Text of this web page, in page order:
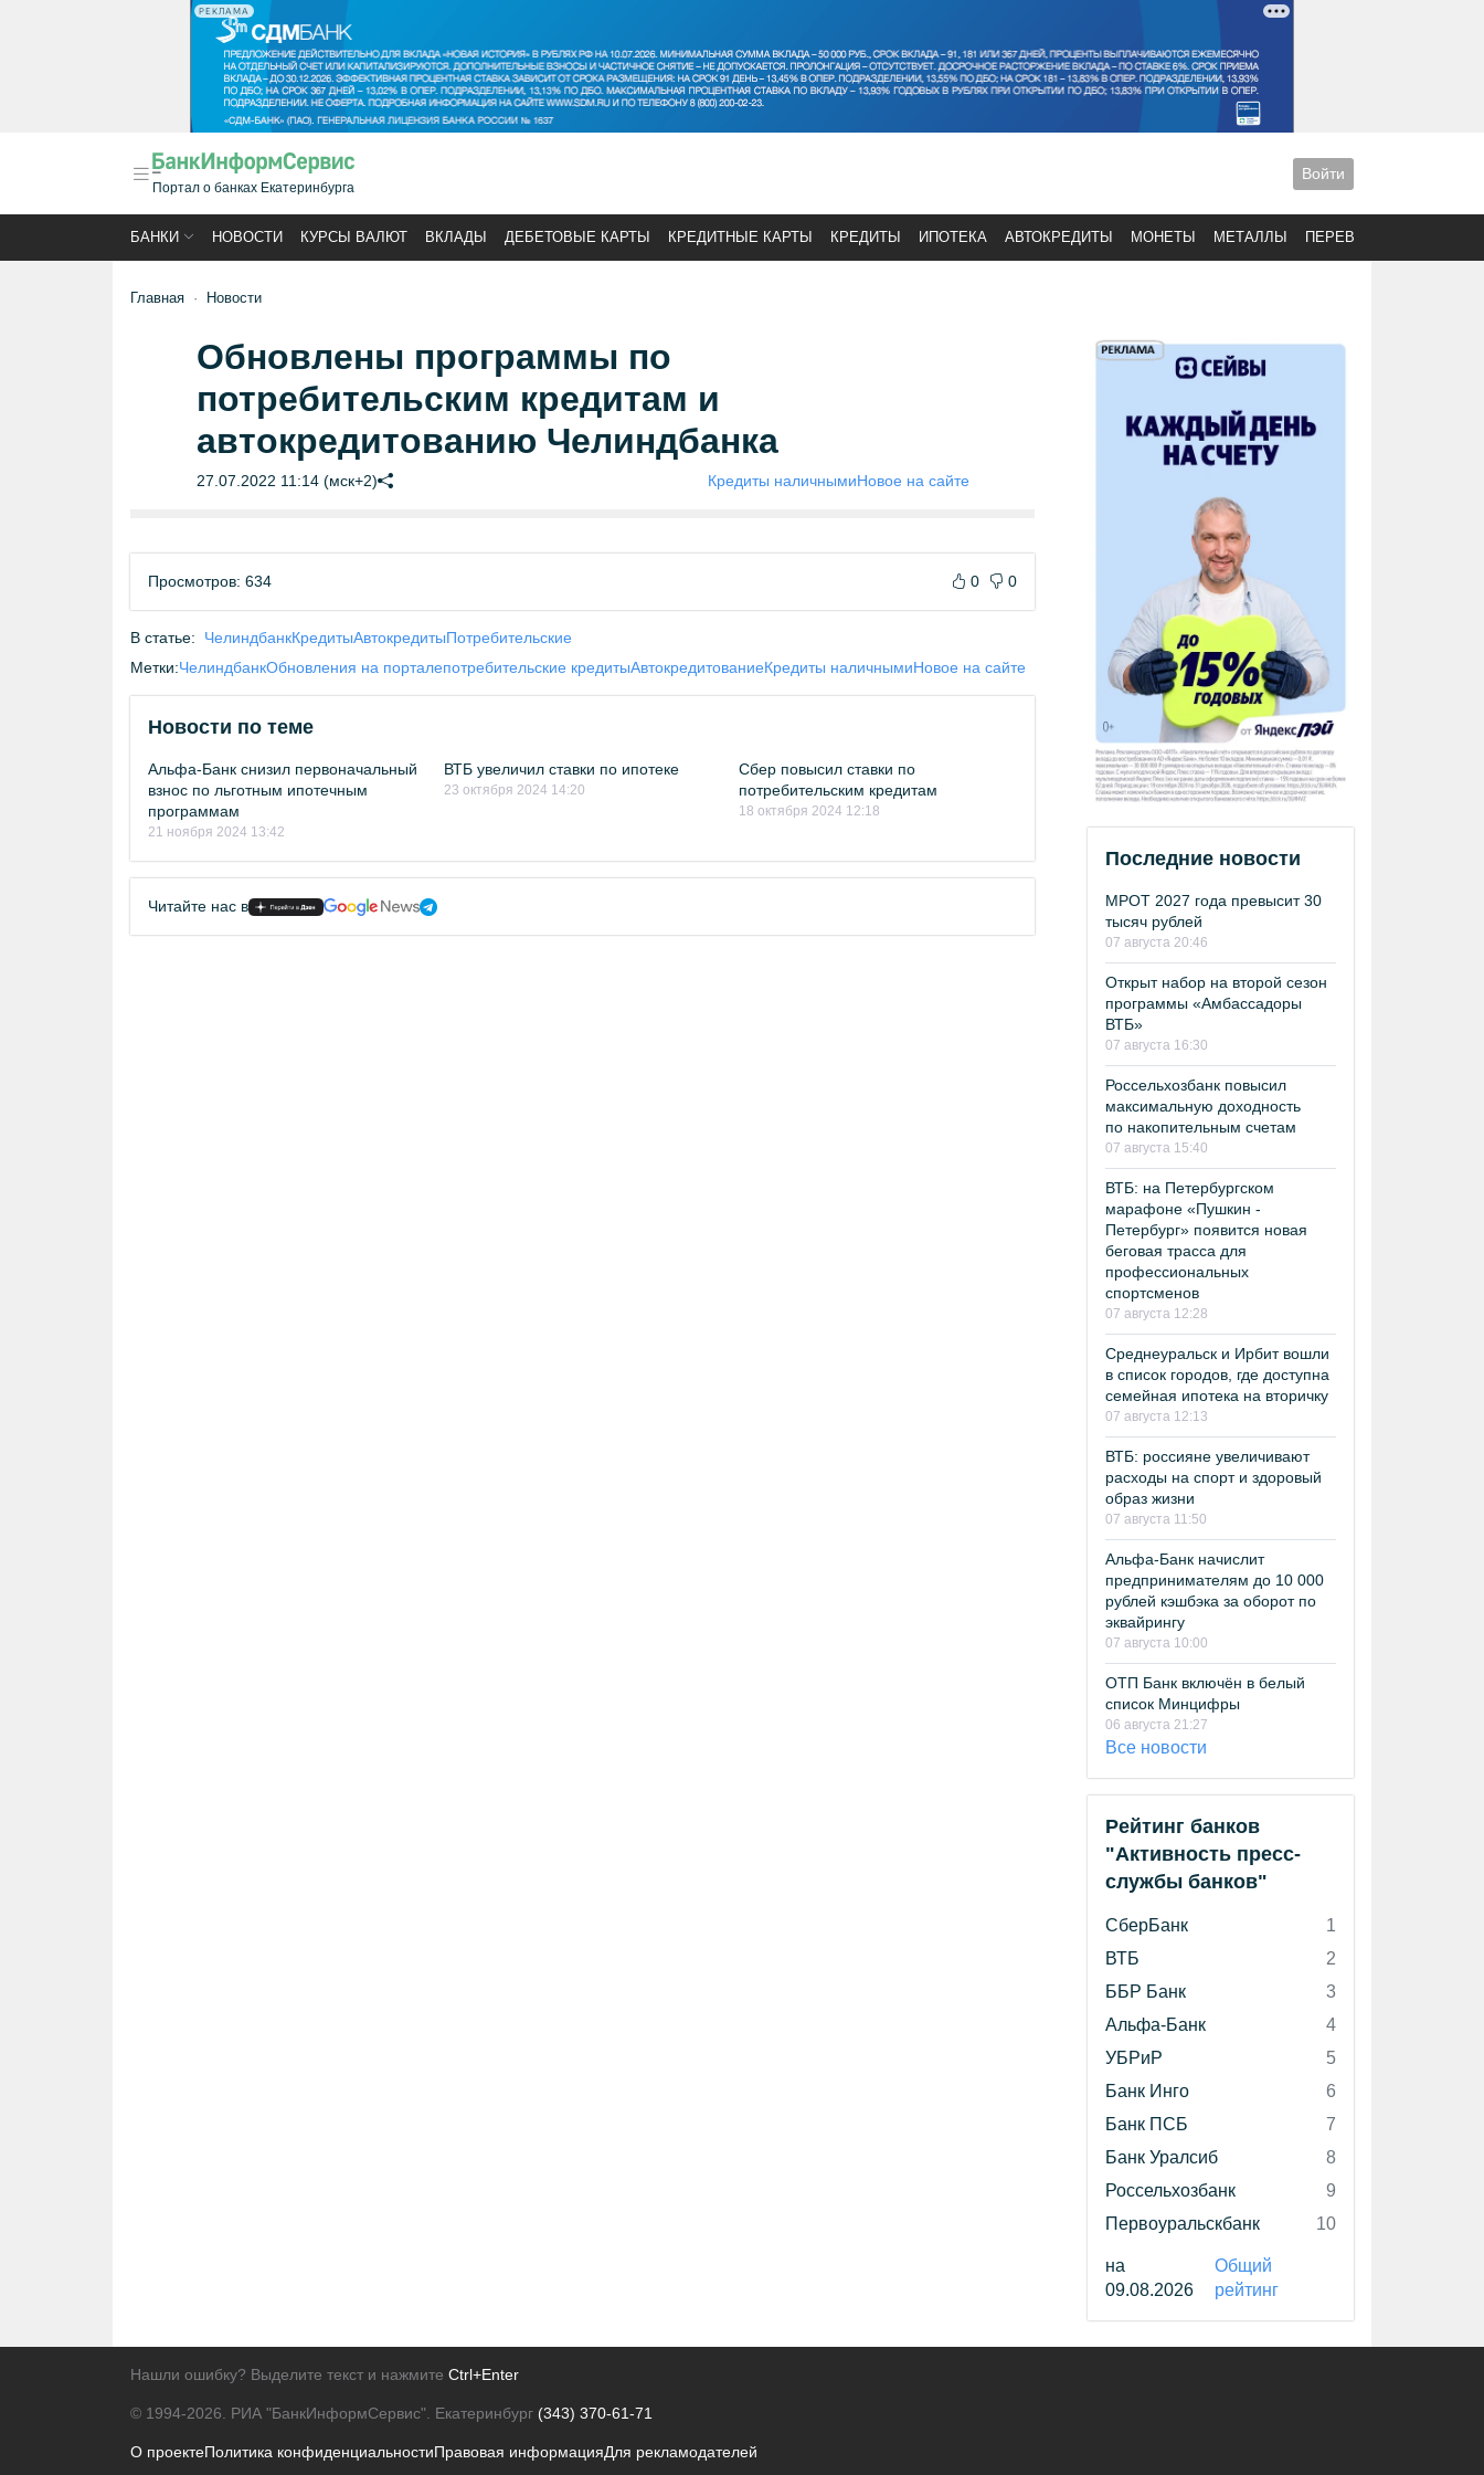
РЕКЛАМА
Портал о банках Екатеринбурга
Войти
БАНКИ НОВОСТИ КУРСЫ ВАЛЮТ ВКЛАДЫ ДЕБЕТОВЫЕ КАРТЫ КРЕДИТНЫЕ КАРТЫ КРЕДИТЫ ИПОТЕКА АВТОКРЕДИТЫ МОНЕТЫ МЕТАЛЛЫ ПЕРЕВОДЫ
Главная Новости
Обновлены программы по
потребительским кредитам и
автокредитованию Челиндбанка
27.07.2022 11:14 (мск+2) Кредиты наличнымиНовое на сайте
Просмотров: 634 0 0
В статье: ЧелиндбанкКредитыАвтокредитыПотребительские
Метки:ЧелиндбанкОбновления на порталепотребительские кредитыАвтокредитованиеКредиты наличнымиНовое на сайте
Новости по теме
Альфа-Банк снизил первоначальный
взнос по льготным ипотечным
программам
21 ноября 2024 13:42
ВТБ увеличил ставки по ипотеке
23 октября 2024 14:20
Сбер повысил ставки по
потребительским кредитам
18 октября 2024 12:18
Читайте нас в
Последние новости
МРОТ 2027 года превысит 30
тысяч рублей
07 августа 20:46
Открыт набор на второй сезон
программы «Амбассадоры
ВТБ»
07 августа 16:30
Россельхозбанк повысил
максимальную доходность
по накопительным счетам
07 августа 15:40
ВТБ: на Петербургском
марафоне «Пушкин -
Петербург» появится новая
беговая трасса для
профессиональных
спортсменов
07 августа 12:28
Среднеуральск и Ирбит вошли
в список городов, где доступна
семейная ипотека на вторичку
07 августа 12:13
ВТБ: россияне увеличивают
расходы на спорт и здоровый
образ жизни
07 августа 11:50
Альфа-Банк начислит
предпринимателям до 10 000
рублей кэшбэка за оборот по
эквайрингу
07 августа 10:00
ОТП Банк включён в белый
список Минцифры
06 августа 21:27
Все новости
Рейтинг банков
"Активность пресс-
службы банков"
СберБанк
1
ВТБ
2
ББР Банк
3
Альфа-Банк
4
УБРиР
5
Банк Инго
6
Банк ПСБ
7
Банк Уралсиб
8
Россельхозбанк
9
Первоуральскбанк
10
на
09.08.2026
Общий
рейтинг
Нашли ошибку? Выделите текст и нажмите Ctrl+Enter
© 1994-2026. РИА "БанкИнформСервис". Екатеринбург (343) 370-61-71
О проектеПолитика конфиденциальностиПравовая информацияДля рекламодателей